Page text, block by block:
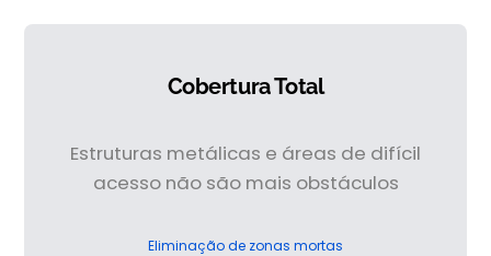
Cobertura Total
Estruturas metálicas e áreas de difícil
acesso não são mais obstáculos
Eliminação de zonas mortas